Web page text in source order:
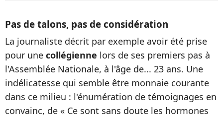
Pas de talons, pas de considération
La journaliste décrit par exemple avoir été prise
pour une collégienne lors de ses premiers pas à
l'Assemblée Nationale, à l'âge de... 23 ans. Une
indélicatesse qui semble être monnaie courante
dans ce milieu : l'énumération de témoignages en
convainc, de « Ce sont sans doute les hormones